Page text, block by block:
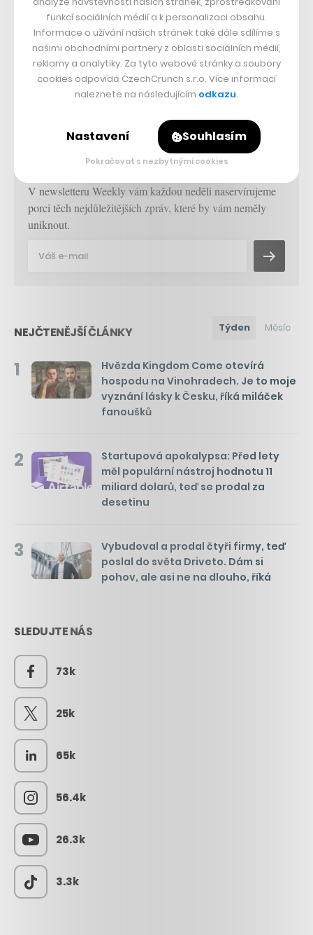
25. 8. 2020–VOJTĚCH SEDLÁČEK
Penang je samostatným ostrovním státem u severozápadního
pobřeží Malajského poloostrova. Toto místo je známé především
svou bohatou koloniální historii, ovšem již brzy by zdejší…
V newsletteru Weekly vám každou neděli naservírujeme
porci těch nejdůležitějších zpráv, které by vám neměly
uniknout.
NEJČTENĚJŠÍ ČLÁNKY Týden Měsíc
1
Hvězda Kingdom Come otevírá
hospodu na Vinohradech. Je to moje
vyznání lásky k Česku, říká miláček
fanoušků
2
Startupová apokalypsa: Před lety
měl populární nástroj hodnotu 11
miliard dolarů, teď se prodal za
desetinu
3
Vybudoval a prodal čtyři firmy, teď
poslal do světa Driveto. Dám si
pohov, ale asi ne na dlouho, říká
SLEDUJTE NÁS
73k
25k
65k
56.4k
26.3k
3.3k
funkcí sociálních médií a k personalizaci obsahu.
Informace o užívání našich stránek také dále sdílíme s
našimi obchodními partnery z oblasti sociálních médií,
reklamy a analytiky. Za tyto webové stránky a soubory
cookies odpovídá CzechCrunch s.r.o. Více informací
naleznete na následujícím odkazu.
Nastavení Souhlasím
Pokračovat s nezbytnými cookies